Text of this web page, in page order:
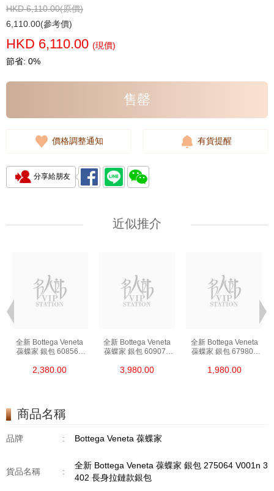
HKD 6,110.00(原價)
6,110.00(參考價)
HKD 6,110.00 (現價)
節省: 0%
售罄
價格調整通知 有貨提醒
分享給朋友
近似推介
全新 Bottega Veneta
葆蝶家 銀包 608563
2,380.00
全新 Bottega Veneta
葆蝶家 銀包 609070
長身啪鈕款銀包
3,980.00
全新 Bottega Veneta
葆蝶家 銀包 679802
1,980.00
商品名稱
品牌 : Bottega Veneta 葆蝶家
貨品名稱 :
全新 Bottega Veneta 葆蝶家 銀包 275064 V001n 3
402 長身拉鏈款銀包